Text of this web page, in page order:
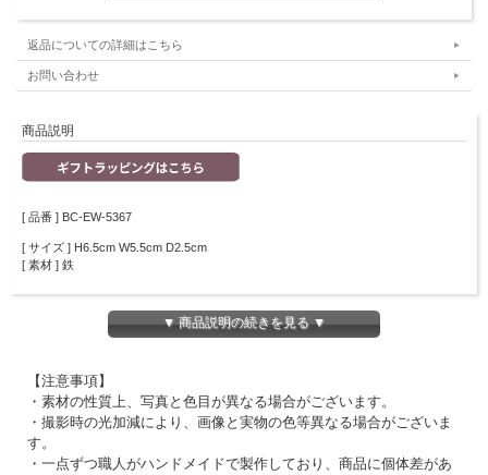
返品についての詳細はこちら
お問い合わせ
商品説明
[ 品番 ] BC-EW-5367
[ サイズ ] H6.5cm W5.5cm D2.5cm
[ 素材 ] 鉄
キャンドルを消すためのキャンドルスナッファー。
炎の形をしたキャンドルスナッファーは、かわいい小さなオブジェとしても楽しん
▼ 商品説明の続きを見る ▼
【注意事項】
・素材の性質上、写真と色目が異なる場合がございます。
・撮影時の光加減により、画像と実物の色等異なる場合がございま
す。
・一点ずつ職人がハンドメイドで製作しており、商品に個体差があ